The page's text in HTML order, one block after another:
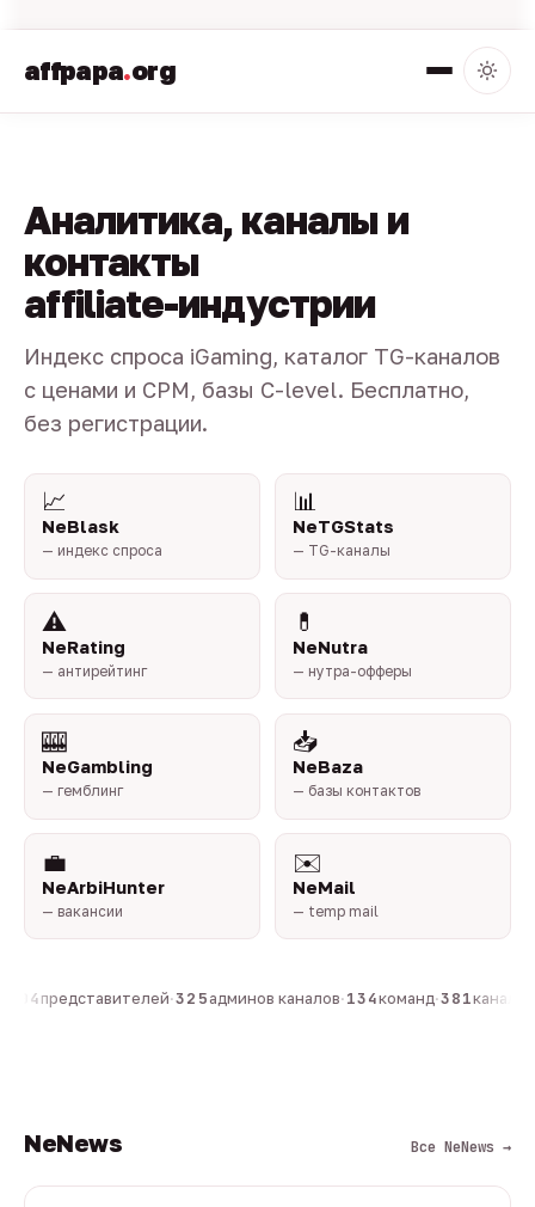
affpapa.org
Аналитика, каналы и
контакты
affiliate-индустрии
Индекс спроса iGaming, каталог TG-каналов
с ценами и CPM, базы C-level. Бесплатно,
без регистрации.
📈
NeBlask
— индекс спроса
📊
NeTGStats
— TG-каналы
⚠️
NeRating
— антирейтинг
💊
NeNutra
— нутра-офферы
🎰
NeGambling
— гемблинг
📥
NeBaza
— базы контактов
💼
NeArbiHunter
— вакансии
✉️
NeMail
— temp mail
представителей·325 админов каналов·134команд·381каналов
NeNews Все NeNews →